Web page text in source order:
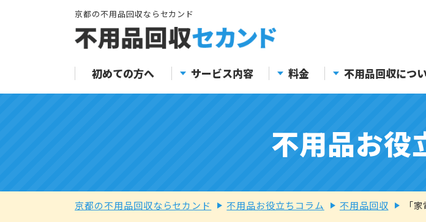
京都の不用品回収ならセカンド
初めての方へ サービス内容 料金 不用品回収につ
不用品お役
京都の不用品回収ならセカンド 不用品お役立ちコラム 不用品回収 「